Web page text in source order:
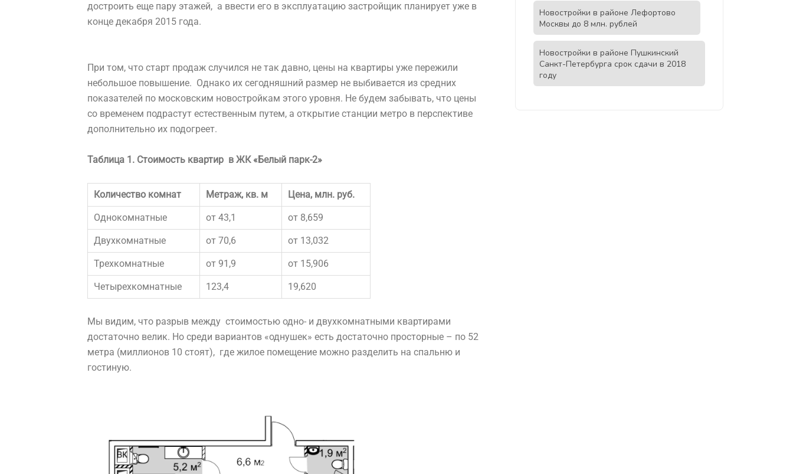
достроить еще пару этажей, а ввести его в эксплуатацию застройщик планирует уже в
конце декабря 2015 года.
При том, что старт продаж случился не так давно, цены на квартиры уже пережили
небольшое повышение. Однако их сегодняшний размер не выбивается из средних
показателей по московским новостройкам этого уровня. Не будем забывать, что цены
со временем подрастут естественным путем, а открытие станции метро в перспективе
дополнительно их подогреет.
Таблица 1. Стоимость квартир в ЖК «Белый парк-2»
Количество комнат Метраж, кв. м Цена, млн. руб.
Однокомнатные от 43,1 от 8,659
Двухкомнатные от 70,6 от 13,032
Трехкомнатные от 91,9 от 15,906
Четырехкомнатные 123,4 19,620
Мы видим, что разрыв между стоимостью одно- и двухкомнатными квартирами
достаточно велик. Но среди вариантов «однушек» есть достаточно просторные – по 52
метра (миллионов 10 стоят), где жилое помещение можно разделить на спальню и
гостиную.
Новостройки в районе Лефортово
Москвы до 8 млн. рублей
Новостройки в районе Пушкинский
Санкт-Петербурга срок сдачи в 2018
году